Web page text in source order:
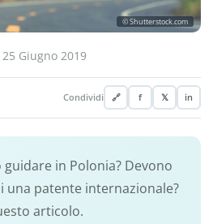
© Shutterstock.com
Giugno 2019
Condividi 🔗 f 𝕏 in
in Polonia? Devono
una patente internazionale?
articolo.